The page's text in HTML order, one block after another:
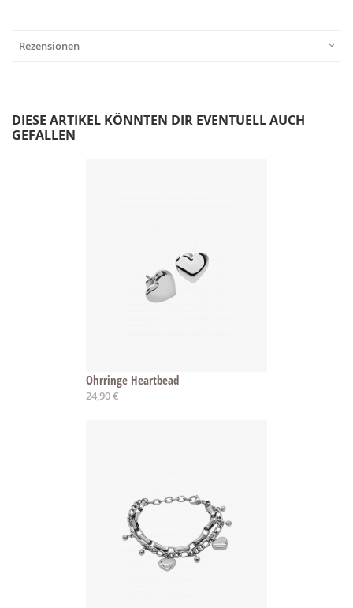
Rezensionen
DIESE ARTIKEL KÖNNTEN DIR EVENTUELL AUCH
GEFALLEN
Ohrringe Heartbead
24,90 €